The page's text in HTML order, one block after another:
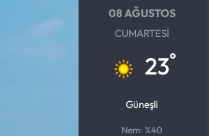
08 AĞUSTOS
CUMARTESI
23°
Güneşli
Nem: %40
Magazin
Mecitözü Haberleri
Ortaköy Haberleri